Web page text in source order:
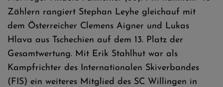
Zählern rangiert Stephan Leyhe gleichauf mit
dem Österreicher Clemens Aigner und Lukas
Hlava aus Tschechien auf dem 13. Platz der
Gesamtwertung. Mit Erik Stahlhut war als
Kampfrichter des Internationalen Skiverbandes
(FIS) ein weiteres Mitglied des SC Willingen in